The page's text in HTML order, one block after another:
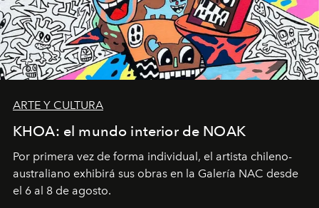
ARTE Y CULTURA
KHOA: el mundo interior de NOAK
Por primera vez de forma individual, el artista chileno-
australiano exhibirá sus obras en la Galería NAC desde
el 6 al 8 de agosto.